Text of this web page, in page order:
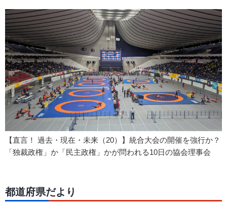
【直言！ 過去・現在・未来（20）】統合大会の開催を強行か？
「独裁政権」か「民主政権」かが問われる10日の協会理事会
都道府県だより